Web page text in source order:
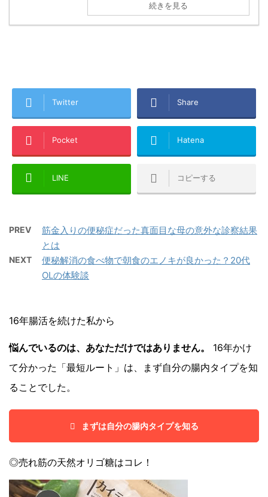
続きを見る
Twitter Share
Pocket Hatena
LINE コピーする
PREV
筋金入りの便秘症だった真面目な母の意外な診察結果
とは
NEXT
便秘解消の食べ物で朝食のエノキが良かった？20代
OLの体験談
16年腸活を続けた私から
悩んでいるのは、あなただけではありません。
16年かけ
て分かった「最短ルート」は、まず自分の腸内タイプを知
ることでした。
まずは自分の腸内タイプを知る
◎売れ筋の天然オリゴ糖はコレ！